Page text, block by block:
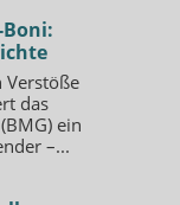
Verstöße
das
ein
–...